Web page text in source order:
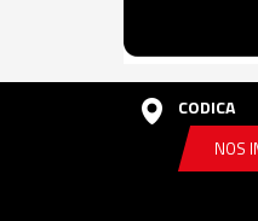
CODICA
NOS